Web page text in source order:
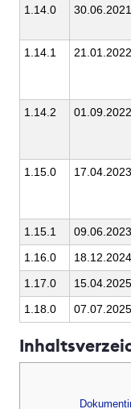
1.14.0 30.06.2021
1.14.1 21.01.2022
1.14.2 01.09.2022
1.15.0 17.04.2023
1.15.1 09.06.2023
1.16.0
18.12.2024
1.17.0
15.04.2025
1.18.0
07.07.2025